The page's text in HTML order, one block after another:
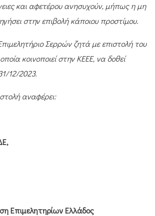
και αφετέρου ανησυχούν, μήπως η μη
στην επιβολή κάποιου προστίμου.
Σερρών ζητά με επιστολή του
κοινοποιεί στην ΚΕΕΕ, να δοθεί
12/2023.
αναφέρει:
Επιμελητηρίων Ελλάδος